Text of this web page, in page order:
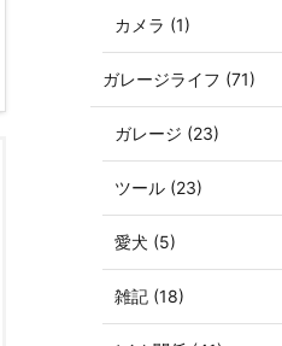
カメラ (1)
ガレージライフ (71)
ガレージ (23)
ツール (23)
愛犬 (5)
雑記 (18)